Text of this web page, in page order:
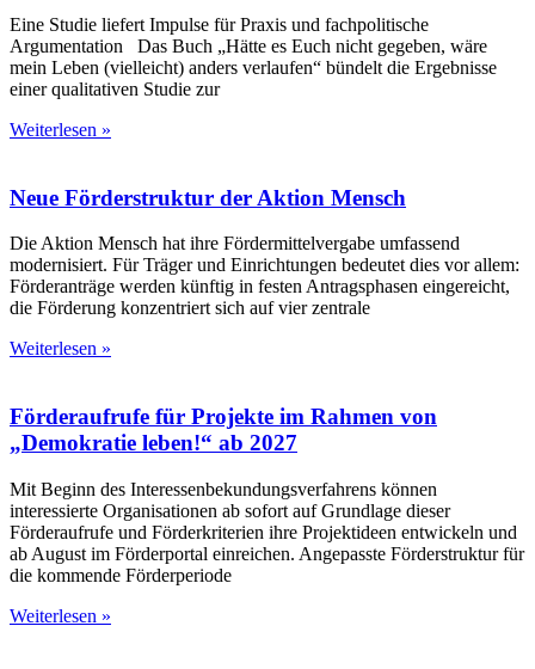
Eine Studie liefert Impulse für Praxis und fachpolitische
Argumentation Das Buch „Hätte es Euch nicht gegeben, wäre
mein Leben (vielleicht) anders verlaufen“ bündelt die Ergebnisse
einer qualitativen Studie zur
Weiterlesen »
Neue Förderstruktur der Aktion Mensch
Die Aktion Mensch hat ihre Fördermittelvergabe umfassend
modernisiert. Für Träger und Einrichtungen bedeutet dies vor allem:
Förderanträge werden künftig in festen Antragsphasen eingereicht,
die Förderung konzentriert sich auf vier zentrale
Weiterlesen »
Förderaufrufe für Projekte im Rahmen von
„Demokratie leben!“ ab 2027
Mit Beginn des Interessenbekundungsverfahrens können
interessierte Organisationen ab sofort auf Grundlage dieser
Förderaufrufe und Förderkriterien ihre Projektideen entwickeln und
ab August im Förderportal einreichen. Angepasste Förderstruktur für
die kommende Förderperiode
Weiterlesen »